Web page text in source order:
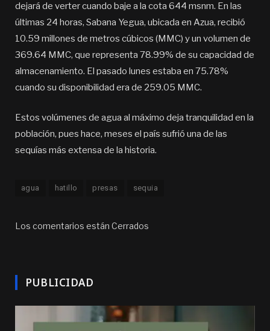
dejará de verter cuando baje a la cota 644 msnm. En las
últimas 24 horas, Sabana Yegua, ubicada en Azua, recibió
10.59 millones de metros cúbicos (MMC) y un volumen de
369.64 MMC, que representa 78.99% de su capacidad de
almacenamiento. El pasado lunes estaba en 75.78%
cuando su disponibilidad era de 259.05 MMC.
Estos volúmenes de agua al máximo deja tranquilidad en la
población, pues hace, meses el país sufrió una de las
sequías más extensa de la historia.
agua hatillo presas sequia
Los comentarios están Cerrados
PUBLICIDAD